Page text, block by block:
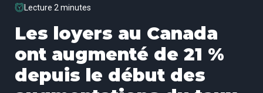
Lecture 2 minutes
Les loyers au Canada
ont augmenté de 21 %
depuis le début des